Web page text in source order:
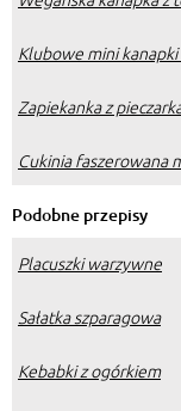
Klubowe mini kanapki
Zapiekanka z
Cukinia faszerowana
Podobne przepisy
Placuszki warzywne
Sałatka szparagowa
Kebabki z ogórkiem